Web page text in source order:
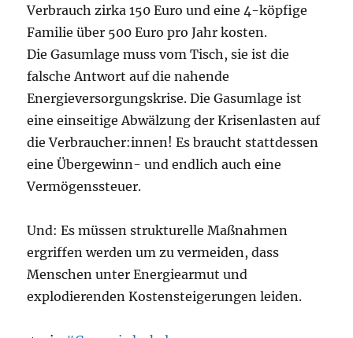
Verbrauch zirka 150 Euro und eine 4-köpfige
Familie über 500 Euro pro Jahr kosten.
Die Gasumlage muss vom Tisch, sie ist die
falsche Antwort auf die nahende
Energieversorgungskrise. Die Gasumlage ist
eine einseitige Abwälzung der Krisenlasten auf
die Verbraucher:innen! Es braucht stattdessen
eine Übergewinn- und endlich auch eine
Vermögenssteuer.
Und: Es müssen strukturelle Maßnahmen
ergriffen werden um zu vermeiden, dass
Menschen unter Energiearmut und
explodierenden Kostensteigerungen leiden.